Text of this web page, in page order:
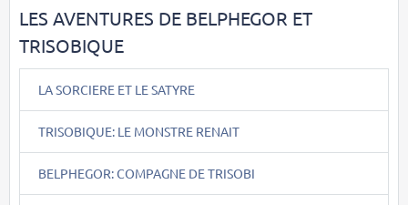
LES AVENTURES DE BELPHEGOR ET
TRISOBIQUE
LA SORCIERE ET LE SATYRE
TRISOBIQUE: LE MONSTRE RENAIT
BELPHEGOR: COMPAGNE DE TRISOBI